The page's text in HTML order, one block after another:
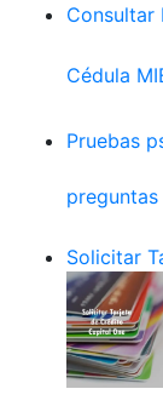
Consultar
Cédula
Pruebas
Solicitar